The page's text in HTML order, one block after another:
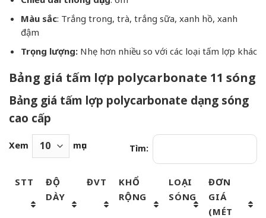
Màu sắc: Trắng trong, trà, trắng sữa, xanh hồ, xanh
đậm
Trọng lượng: Nhẹ hơn nhiều so với các loại tấm lợp khác
Bảng giá tấm lợp polycarbonate 11 sóng
Bảng giá tấm lợp polycarbonate dạng sóng
cao cấp
Xem mục Tìm:
STT
ĐỘ
DÀY
ĐVT
KHỔ
RỘNG
LOẠI
SÓNG
ĐƠN
GIÁ
(MÉT